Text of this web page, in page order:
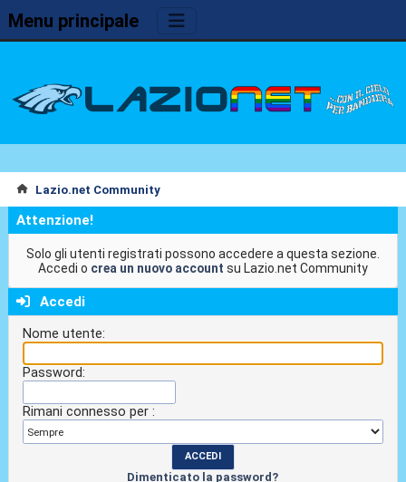
Menu principale
Lazio.net Community
Attenzione!
Solo gli utenti registrati possono accedere a questa sezione.
Accedi o crea un nuovo account su Lazio.net Community
Accedi
Nome utente:
Password:
Rimani connesso per :
Dimenticato la password?